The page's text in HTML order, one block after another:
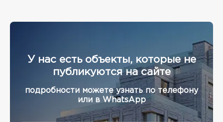
У нас есть объекты, которые не
публикуются на сайте
подробности можете узнать по телефону
или в WhatsApp